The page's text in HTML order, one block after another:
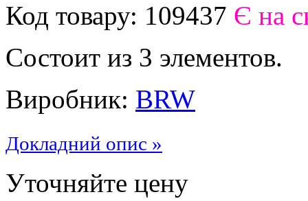
Код товару: 109437 Є на
Состоит из 3 элементов.
Виробник: BRW
Докладний опис »
Уточняйте цену